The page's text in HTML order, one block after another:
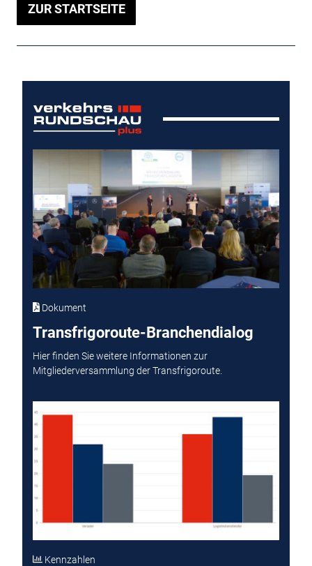
ZUR STARTSEITE
Dokument
Transfrigoroute-Branchendialog
Hier finden Sie weitere Informationen zur
Mitgliederversammlung der Transfrigoroute.
Kennzahlen